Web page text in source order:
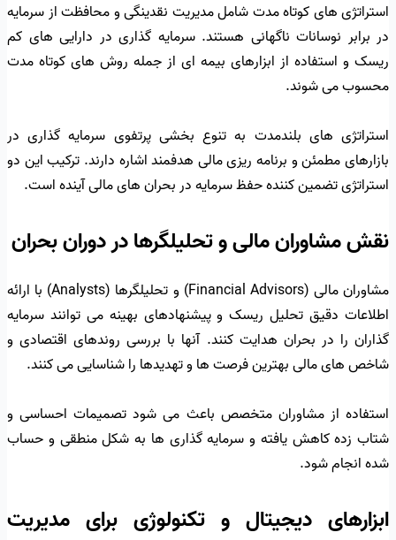
استراتژی های کوتاه مدت شامل مدیریت نقدینگی و محافظت از سرمایه
در برابر نوسانات ناگهانی هستند. سرمایه گذاری در دارایی های کم
ریسک و استفاده از ابزارهای بیمه ای از جمله روش های کوتاه مدت
محسوب می شوند.
استراتژی های بلندمدت به تنوع بخشی پرتفوی سرمایه گذاری در
بازارهای مطمئن و برنامه ریزی مالی هدفمند اشاره دارند. ترکیب این دو
استراتژی تضمین کننده حفظ سرمایه در بحران های مالی آینده است.
نقش مشاوران مالی و تحلیلگرها در دوران بحران
مشاوران مالی (Financial Advisors) و تحلیلگرها (Analysts) با ارائه
اطلاعات دقیق تحلیل ریسک و پیشنهادهای بهینه می توانند سرمایه
گذاران را در بحران هدایت کنند. آنها با بررسی روندهای اقتصادی و
شاخص های مالی بهترین فرصت ها و تهدیدها را شناسایی می کنند.
استفاده از مشاوران متخصص باعث می شود تصمیمات احساسی و
شتاب زده کاهش یافته و سرمایه گذاری ها به شکل منطقی و حساب
شده انجام شود.
ابزارهای دیجیتال و تکنولوژی برای مدیریت